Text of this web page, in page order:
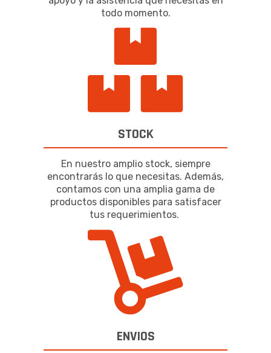
todo momento.
STOCK
En nuestro amplio stock, siempre
encontrarás lo que necesitas. Además,
contamos con una amplia gama de
productos disponibles para satisfacer
tus requerimientos.
ENVIOS